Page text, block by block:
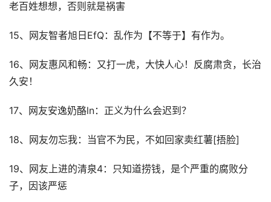
老百姓想想，否则就是祸害
15、网友智者旭日EfQ：乱作为【不等于】有作为。
16、网友惠风和畅：又打一虎，大快人心！反腐肃贪，长治
久安！
17、网友安逸奶酪ln：正义为什么会迟到？
18、网友勿忘我：当官不为民，不如回家卖红薯[捂脸]
19、网友上进的清泉4：只知道捞钱，是个严重的腐败分
子，因该严惩